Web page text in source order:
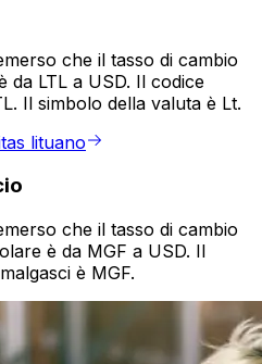
che il tasso di cambio
da LTL a USD. Il codice
Il simbolo della valuta è Lt.
lituano
che il tasso di cambio
è da MGF a USD. Il
è MGF.